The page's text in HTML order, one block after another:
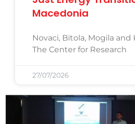
Macedonia
Novaci, Bitola, Mogila and
The Center for Research
27/07/2026